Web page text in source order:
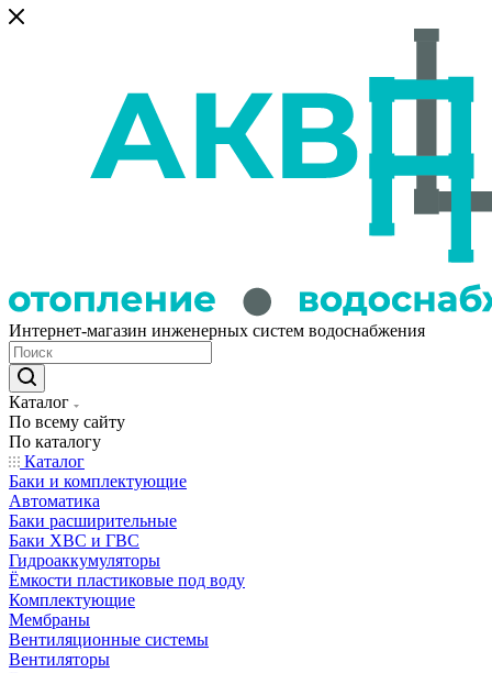
Интернет-магазин инженерных систем водоснабжения
Каталог
По всему сайту
По каталогу
Каталог
Баки и комплектующие
Автоматика
Баки расширительные
Баки ХВС и ГВС
Гидроаккумуляторы
Ёмкости пластиковые под воду
Комплектующие
Мембраны
Вентиляционные системы
Вентиляторы